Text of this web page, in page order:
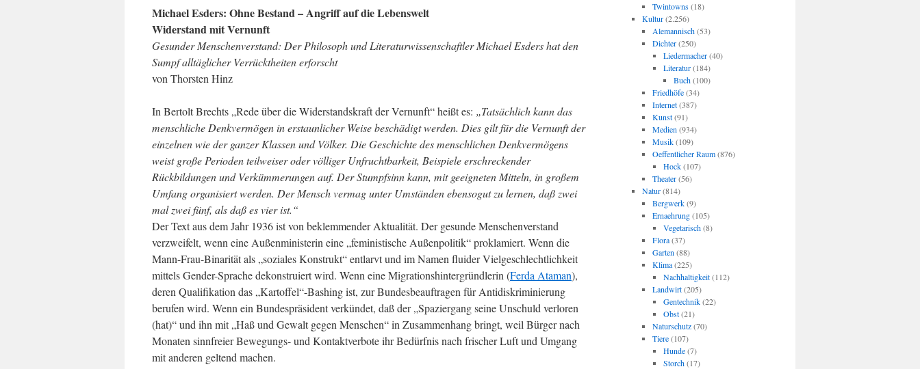
Michael Esders: Ohne Bestand – Angriff auf die Lebenswelt
Widerstand mit Vernunft
Gesunder Menschenverstand: Der Philosoph und Literaturwissenschaftler Michael Esders hat den
Sumpf alltäglicher Verrücktheiten erforscht
von Thorsten Hinz
In Bertolt Brechts „Rede über die Widerstandskraft der Vernunft“ heißt es: „Tatsächlich kann das
menschliche Denkvermögen in erstaunlicher Weise beschädigt werden. Dies gilt für die Vernunft der
einzelnen wie der ganzer Klassen und Völker. Die Geschichte des menschlichen Denkvermögens
weist große Perioden teilweiser oder völliger Unfruchtbarkeit, Beispiele erschreckender
Rückbildungen und Verkümmerungen auf. Der Stumpfsinn kann, mit geeigneten Mitteln, in großem
Umfang organisiert werden. Der Mensch vermag unter Umständen ebensogut zu lernen, daß zwei
mal zwei fünf, als daß es vier ist.“
Der Text aus dem Jahr 1936 ist von beklemmender Aktualität. Der gesunde Menschenverstand
verzweifelt, wenn eine Außenministerin eine „feministische Außenpolitik“ proklamiert. Wenn die
Mann-Frau-Binarität als „soziales Konstrukt“ entlarvt und im Namen fluider Vielgeschlechtlichkeit
mittels Gender-Sprache dekonstruiert wird. Wenn eine Migrationshintergründlerin (Ferda Ataman),
deren Qualifikation das „Kartoffel“-Bashing ist, zur Bundesbeauftragen für Antidiskriminierung
berufen wird. Wenn ein Bundespräsident verkündet, daß der „Spaziergang seine Unschuld verloren
(hat)“ und ihn mit „Haß und Gewalt gegen Menschen“ in Zusammenhang bringt, weil Bürger nach
Monaten sinnfreier Bewegungs- und Kontaktverbote ihr Bedürfnis nach frischer Luft und Umgang
mit anderen geltend machen.
Twintowns(18)
Kultur(2.256)
Alemannisch(53)
Dichter(250)
Liedermacher(40)
Literatur(184)
Buch(100)
Friedhöfe(34)
Internet(387)
Kunst(91)
Medien (934)
Musik(109)
Oeffentlicher Raum(876)
Hock(107)
Theater(56)
Natur(814)
Bergwerk(9)
Ernaehrung(105)
Vegetarisch(8)
Flora(37)
Garten (88)
Klima(225)
Nachhaltigkeit(112)
Landwirt(205)
Gentechnik(22)
Obst(21)
Naturschutz(70)
Tiere(107)
Hunde(7)
Storch(17)